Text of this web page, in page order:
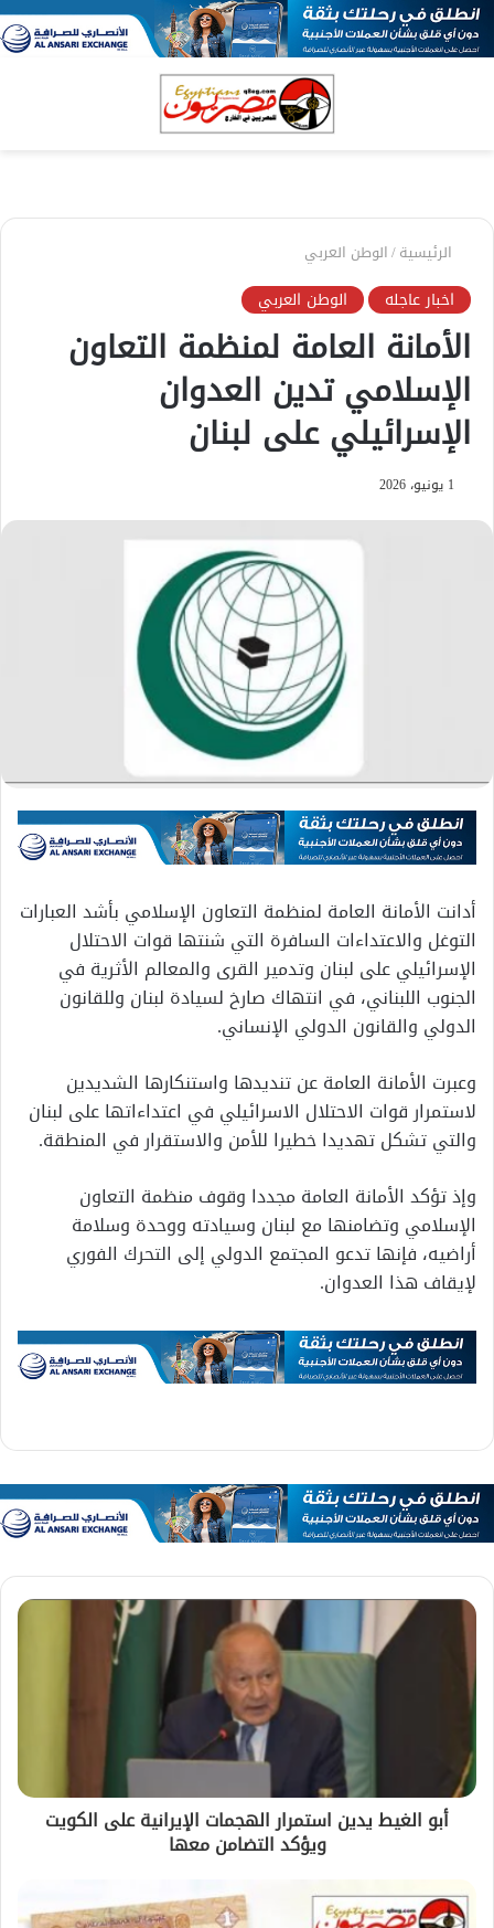
الرئيسية/الوطن العربي
اخبار عاجله الوطن العربي
الأمانة العامة لمنظمة التعاون
الإسلامي تدين العدوان
الإسرائيلي على لبنان
1 يونيو، 2026
أدانت الأمانة العامة لمنظمة التعاون الإسلامي بأشد العبارات
التوغل والاعتداءات السافرة التي شنتها قوات الاحتلال
الإسرائيلي على لبنان وتدمير القرى والمعالم الأثرية في
الجنوب اللبناني، في انتهاك صارخ لسيادة لبنان وللقانون
الدولي والقانون الدولي الإنساني.
وعبرت الأمانة العامة عن تنديدها واستنكارها الشديدين
لاستمرار قوات الاحتلال الاسرائيلي في اعتداءاتها على لبنان
والتي تشكل تهديدا خطيرا للأمن والاستقرار في المنطقة.
وإذ تؤكد الأمانة العامة مجددا وقوف منظمة التعاون
الإسلامي وتضامنها مع لبنان وسيادته ووحدة وسلامة
أراضيه، فإنها تدعو المجتمع الدولي إلى التحرك الفوري
لإيقاف هذا العدوان.
أبو الغيط يدين استمرار الهجمات الإيرانية على الكويت
ويؤكد التضامن معها